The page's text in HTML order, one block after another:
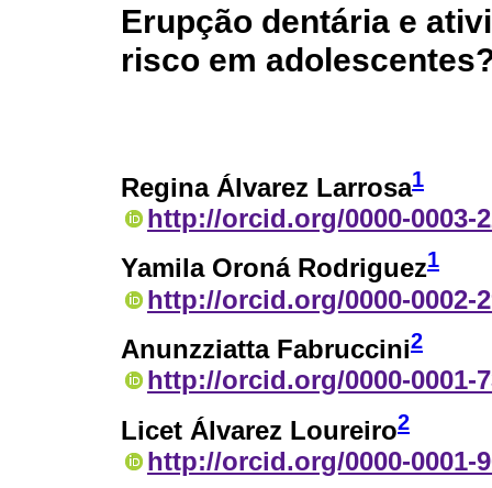
Erupção dentária e
risco em
Regina Álvarez Larrosa1
http://orcid.org/0000-0003-
Yamila Oroná Rodriguez1
http://orcid.org/0000-0002-
Anunzziatta Fabruccini2
http://orcid.org/0000-0001-
Licet Álvarez Loureiro2
http://orcid.org/0000-0001-